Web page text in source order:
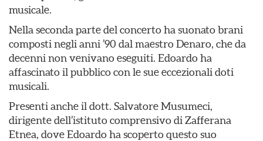
musicale.
Nella seconda parte del concerto ha suonato brani
composti negli anni ’90 dal maestro Denaro, che da
decenni non venivano eseguiti. Edoardo ha
affascinato il pubblico con le sue eccezionali doti
musicali.
Presenti anche il dott. Salvatore Musumeci,
dirigente dell’istituto comprensivo di Zafferana
Etnea, dove Edoardo ha scoperto questo suo